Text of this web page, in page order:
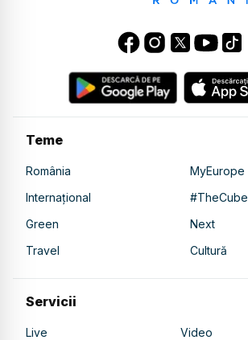
Teme
România
MyEurope
Internațional
#TheCube
Green
Next
Travel
Cultură
Servicii
Live
Video